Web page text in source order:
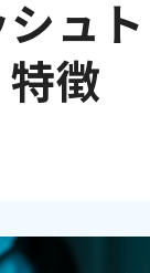
ュ
特徴